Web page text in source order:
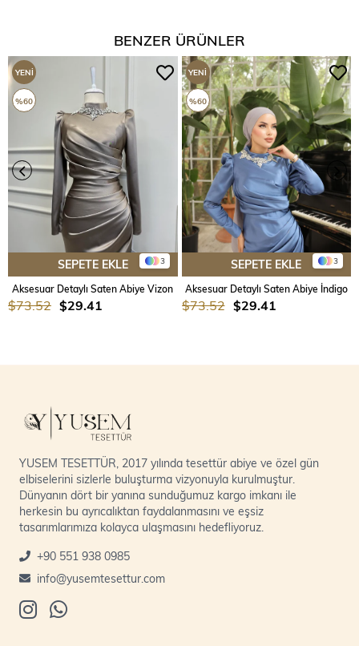
BENZER ÜRÜNLER
3
SEPETE EKLE
Aksesuar Detaylı Saten Abiye Vizon
$29.41
$73.52
YENI
ÜRÜN
%60
3
SEPETE EKLE
Aksesuar Detaylı Saten Abiye İndigo
$29.41
$73.52
YENI
ÜRÜN
%60
YUSEM TESETTÜR, 2017 yılında tesettür abiye ve özel gün
elbiselerini sizlerle buluşturma vizyonuyla kurulmuştur.
Dünyanın dört bir yanına sunduğumuz kargo imkanı ile
herkesin bu ayrıcalıktan faydalanmasını ve eşsiz
tasarımlarımıza kolayca ulaşmasını hedefliyoruz.
+90 551 938 0985
info@yusemtesettur.com